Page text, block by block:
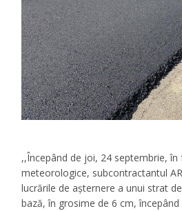
,,Începând de joi, 24 septembrie,
meteorologice, subcontractantul
lucrările de așternere a unui strat
bază, în grosime de 6 cm, începând